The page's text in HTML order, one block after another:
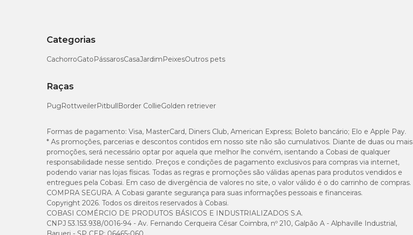
Categorias
CachorroGatoPássarosCasaJardimPeixesOutros pets
Raças
PugRottweilerPitbullBorder CollieGolden retriever
Formas de pagamento: Visa, MasterCard, Diners Club, American Express; Boleto bancário; Elo e Apple Pay.
* As promoções, parcerias e descontos contidos em nosso site não são cumulativos. Diante de duas ou mais
promoções, será necessário optar por aquela que melhor lhe convém, isentando a Cobasi de qualquer
responsabilidade nesse sentido. Preços e condições de pagamento exclusivos para compras via internet,
podendo variar nas lojas físicas. Todas as regras e promoções são válidas apenas para produtos vendidos e
entregues pela Cobasi. Em caso de divergência de valores no site, o valor válido é o do carrinho de compras.
COMPRA SEGURA. A Cobasi garante segurança para suas informações pessoais e financeiras.
Copyright 2026. Todos os direitos reservados à Cobasi.
COBASI COMÉRCIO DE PRODUTOS BÁSICOS E INDUSTRIALIZADOS S.A.
CNPJ 53.153.938/0016-94 - Av. Fernando Cerqueira César Coimbra, nº 210, Galpão A - Alphaville Industrial,